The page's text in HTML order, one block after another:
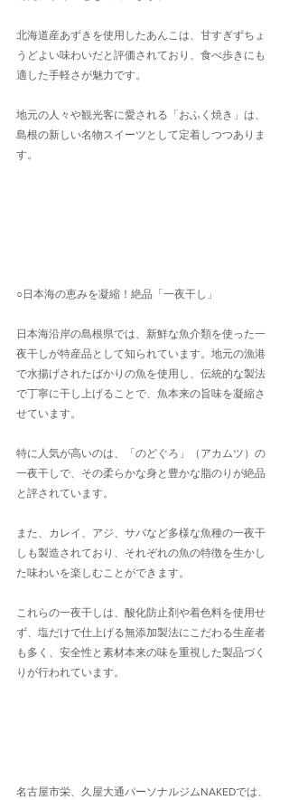
北海道産あずきを使用したあんこは、甘すぎずちょ
うどよい味わいだと評価されており、食べ歩きにも
適した手軽さが魅力です。
地元の人々や観光客に愛される「おふく焼き」は、
島根の新しい名物スイーツとして定着しつつありま
す。
○日本海の恵みを凝縮！絶品「一夜干し」
日本海沿岸の島根県では、新鮮な魚介類を使った一
夜干しが特産品として知られています。地元の漁港
で水揚げされたばかりの魚を使用し、伝統的な製法
で丁寧に干し上げることで、魚本来の旨味を凝縮さ
せています。
特に人気が高いのは、「のどぐろ」（アカムツ）の
一夜干しで、その柔らかな身と豊かな脂のりが絶品
と評されています。
また、カレイ、アジ、サバなど多様な魚種の一夜干
しも製造されており、それぞれの魚の特徴を生かし
た味わいを楽しむことができます。
これらの一夜干しは、酸化防止剤や着色料を使用せ
ず、塩だけで仕上げる無添加製法にこだわる生産者
も多く、安全性と素材本来の味を重視した製品づく
りが行われています。
名古屋市栄、久屋大通パーソナルジムNAKEDでは、